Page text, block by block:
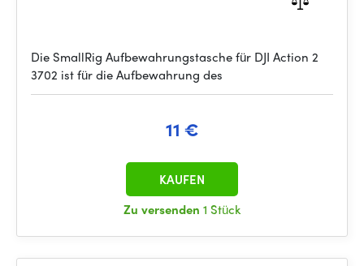
Die SmallRig Aufbewahrungstasche für DJI Action 2
3702 ist für die Aufbewahrung des
11 €
Zu versenden 1 Stück
KAUFEN